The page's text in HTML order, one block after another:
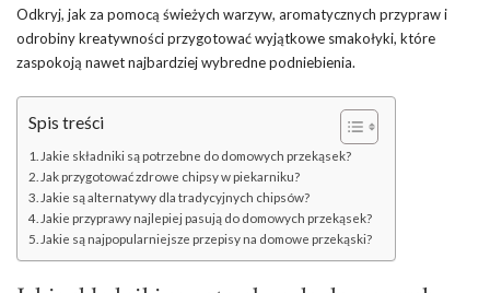
Odkryj, jak za pomocą świeżych warzyw, aromatycznych przypraw i
odrobiny kreatywności przygotować wyjątkowe smakołyki, które
zaspokoją nawet najbardziej wybredne podniebienia.
Spis treści
Jakie składniki są potrzebne do domowych przekąsek?
Jak przygotować zdrowe chipsy w piekarniku?
Jakie są alternatywy dla tradycyjnych chipsów?
Jakie przyprawy najlepiej pasują do domowych przekąsek?
Jakie są najpopularniejsze przepisy na domowe przekąski?